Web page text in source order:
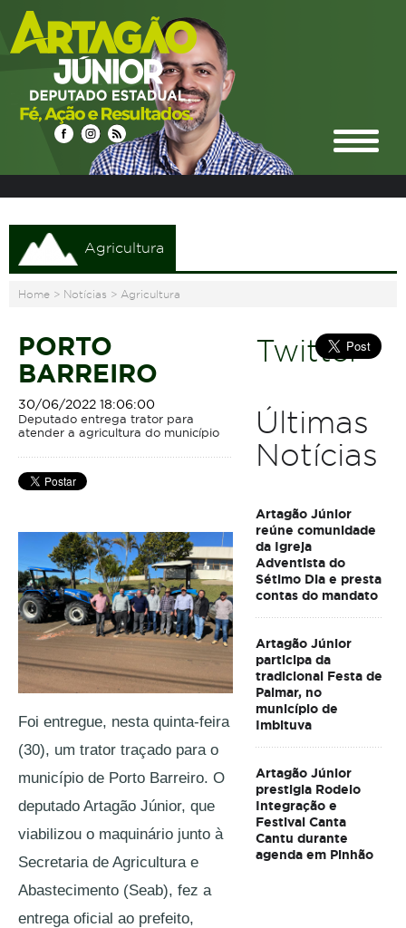
Agricultura
Home > Notícias > Agricultura
PORTO
BARREIRO
30/06/2022 18:06:00
Deputado entrega trator para
atender a agricultura do município
Foi entregue, nesta quinta-feira
(30), um trator traçado para o
município de Porto Barreiro. O
deputado Artagão Júnior, que
viabilizou o maquinário junto à
Secretaria de Agricultura e
Abastecimento (Seab), fez a
entrega oficial ao prefeito,
Twitter
Últimas
Notícias
Artagão Júnior
reúne comunidade
da Igreja
Adventista do
Sétimo Dia e presta
contas do mandato
Artagão Júnior
participa da
tradicional Festa de
Palmar, no
município de
Imbituva
Artagão Júnior
prestigia Rodeio
Integração e
Festival Canta
Cantu durante
agenda em Pinhão